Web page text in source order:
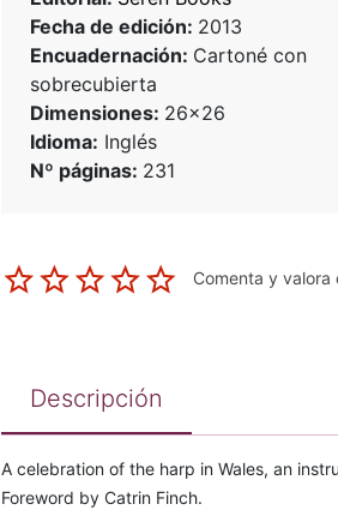
Fecha de edición: 2013
Encuadernación: Cartoné con
sobrecubierta
Dimensiones: 26x26
Idioma: Inglés
Nº páginas: 231
Comenta y valora
Descripción
A celebration of the harp in Wales, an
Foreword by Catrin Finch.